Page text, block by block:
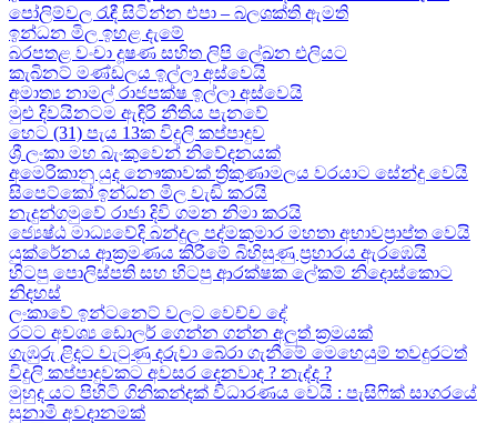
පෝලිම්වල රැඳී සිටින්න එපා – බලශක්ති ඇමති
ඉන්ධන මිල ඉහළ දැමේ
බරපතළ වංචා දූෂණ සහිත ලිපි ලේඛන එලියට
කැබිනට් මණ්ඩලය ඉල්ලා අස්වෙයි
අමාත්‍ය නාමල් රාජපක්ෂ ඉල්ලා අස්වෙයි
මුළු දිවයිනටම ඇඳිරි නීතිය පැනවේ
හෙට (31) පැය 13ක විදුලි කප්පාදුව
ශ්‍රී ලංකා මහ බැංකුවෙන් නිවේදනයක්
අමෙරිකානු යුද නෞකාවක් ත්‍රිකුණාමලය වරයාට සේන්දු වෙයි
සිපෙට්කෝ ඉන්ධන මිල වැඩි කරයි
නැදුන්ගමුවේ රාජා දිවි ගමන නිමා කරයි
ජ්‍යෙෂ්ඨ මාධ්‍යවේදි බන්දුල පද්මකුමාර මහතා අභාවප්‍රාප්ත වෙයි
යුක්රේනය ආක්‍රමණය කිරීමේ බිහිසුණු ප්‍රහාරය ඇරඹෙයි
හිටපු පොලිස්පති සහ හිටපු ආරක්ෂක ලේකම් නිදොස්කොට
නිදහස්
ලංකාවේ ඉන්ටනෙට් වලට වෙච්ච දේ
රටට අවශ්‍ය ඩොලර් ගෙන්න ගන්න අලුත් ක්‍රමයක්
ගැඹුරු ළිදට වැටුණු දරුවා බේරා ගැනීමේ මෙහෙයුම් තවදුරටත්
විදුලි කප්පාදුවකට අවසර දෙනවාද ? නැද්ද ?
මුහුද යට පිහිටි ගිනිකන්දක් විධාරණය වෙයි : පැසිෆික් සාගරයේ
සුනාමි අවදානමක්